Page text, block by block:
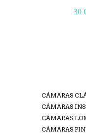
30
CÁMARAS
CÁMARAS
CÁMARAS
CÁMARAS